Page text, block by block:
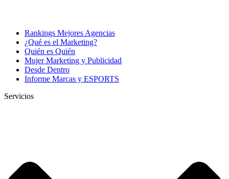
Rankings Mejores Agencias
¿Qué es el Marketing?
Quién es Quién
Mujer Marketing y Publicidad
Desde Dentro
Informe Marcas y ESPORTS
Servicios